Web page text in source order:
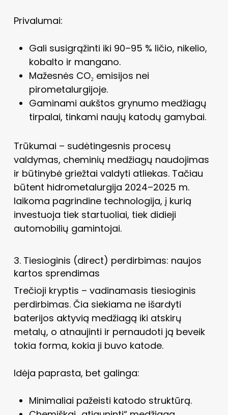
Privalumai:
Gali susigrąžinti iki 90–95 % ličio, nikelio,
kobalto ir mangano.
Mažesnės CO₂ emisijos nei
pirometalurgijoje.
Gaminami aukštos grynumo medžiagų
tirpalai, tinkami naujų katodų gamybai.
Trūkumai – sudėtingesnis procesų
valdymas, cheminių medžiagų naudojimas
ir būtinybė griežtai valdyti atliekas. Tačiau
būtent hidrometalurgija 2024–2025 m.
laikoma pagrindine technologija, į kurią
investuoja tiek startuoliai, tiek didieji
automobilių gamintojai.
3. Tiesioginis (direct) perdirbimas: naujos
kartos sprendimas
Trečioji kryptis – vadinamasis tiesioginis
perdirbimas. Čia siekiama ne išardyti
baterijos aktyvią medžiagą iki atskirų
metalų, o atnaujinti ir pernaudoti ją beveik
tokia forma, kokia ji buvo katode.
Idėja paprasta, bet galinga:
Minimaliai pažeisti katodo struktūrą.